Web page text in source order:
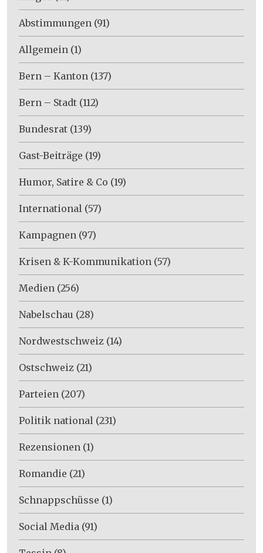
Abstimmungen (91)
Allgemein (1)
Bern – Kanton (137)
Bern – Stadt (112)
Bundesrat (139)
Gast-Beiträge (19)
Humor, Satire & Co (19)
International (57)
Kampagnen (97)
Krisen & K-Kommunikation (57)
Medien (256)
Nabelschau (28)
Nordwestschweiz (14)
Ostschweiz (21)
Parteien (207)
Politik national (231)
Rezensionen (1)
Romandie (21)
Schnappschüsse (1)
Social Media (91)